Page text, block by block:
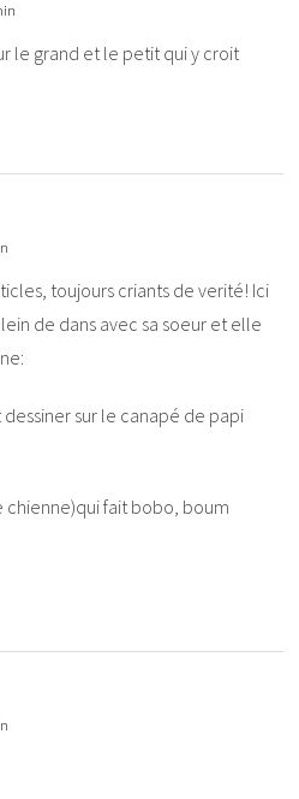
le grand et le petit qui y croit
toujours criants de verité! Ici
de dans avec sa soeur et elle
dessiner sur le canapé de papi
chienne)qui fait bobo, boum